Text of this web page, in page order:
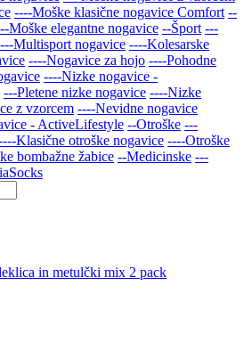
----Moške klasične nogavice Comfort --
Moške elegantne nogavice --Šport ---
Multisport nogavice ----Kolesarske
----Nogavice za hojo ----Pohodne
----Nizke nogavice -
---Pletene nizke nogavice ----Nizke
z vzorcem ----Nevidne nogavice
- ActiveLifestyle --Otroške ---
Klasične otroške nogavice ----Otroške
bombažne žabice --Medicinske ---
in metulčki mix 2 pack